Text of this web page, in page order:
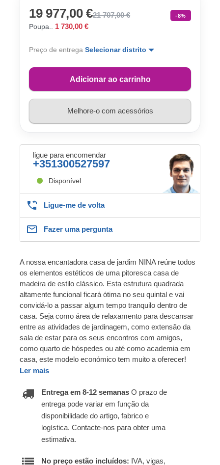
19 977,00 €21 707,00 € -8%
Poupa.. 1 730,00 €
Preço de entrega Selecionar distrito
Adicionar ao carrinho
Melhore-o com acessórios
ligue para encomendar
+351300527597
Disponível
Ligue-me de volta
Fazer uma pergunta
A nossa encantadora casa de jardim NINA reúne todos
os elementos estéticos de uma pitoresca casa de
madeira de estilo clássico. Esta estrutura quadrada
altamente funcional ficará ótima no seu quintal e vai
convidá-lo a passar algum tempo tranquilo dentro de
casa. Seja como área de relaxamento para descansar
entre as atividades de jardinagem, como extensão da
sala de estar para os seus encontros com amigos,
como quarto de hóspedes ou até como academia em
casa, este modelo económico tem muito a oferecer!
Ler mais
Entrega em 8-12 semanas O prazo de
entrega pode variar em função da
disponibilidade do artigo, fabrico e
logística. Contacte-nos para obter uma
estimativa.
No preço estão incluídos: IVA, vigas,